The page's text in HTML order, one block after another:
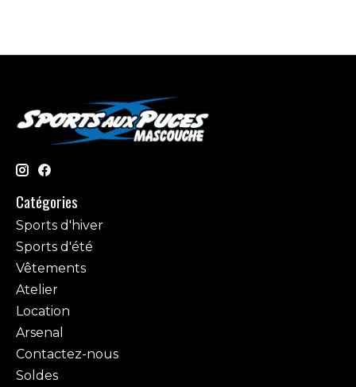
Catégories
Sports d'hiver
Sports d'été
Vêtements
Atelier
Location
Arsenal
Contactez-nous
Soldes